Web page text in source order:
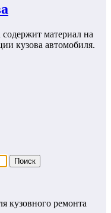
материал на
кузова автомобиля.
кузовного ремонта